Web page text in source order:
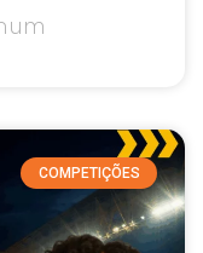
COMPETIÇÕES